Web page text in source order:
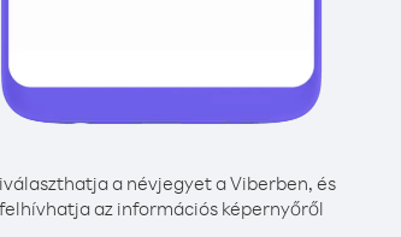
a névjegyet a Viberben, és
felhívhatja az információs képernyőről